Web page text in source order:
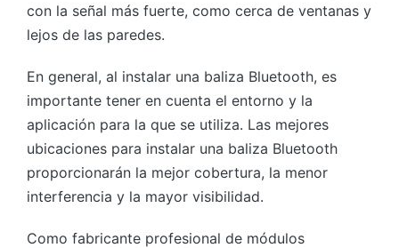
con la señal más fuerte, como cerca de ventanas y
lejos de las paredes.
En general, al instalar una baliza Bluetooth, es
importante tener en cuenta el entorno y la
aplicación para la que se utiliza. Las mejores
ubicaciones para instalar una baliza Bluetooth
proporcionarán la mejor cobertura, la menor
interferencia y la mayor visibilidad.
Como fabricante profesional de módulos